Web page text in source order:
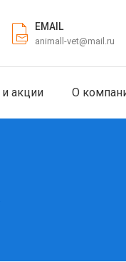
EMAIL
animall-vet@mail.ru
акции О